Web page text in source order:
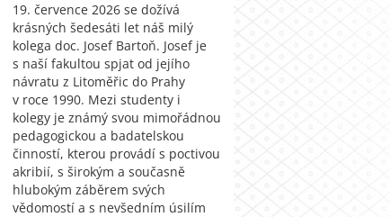
19. července 2026 se dožívá
krásných šedesáti let náš milý
kolega doc. Josef Bartoň. Josef je
s naší fakultou spjat od jejího
návratu z Litoměřic do Prahy
v roce 1990. Mezi studenty i
kolegy je známý svou mimořádnou
pedagogickou a badatelskou
činností, kterou provádí s poctivou
akribií, s širokým a současně
hlubokým záběrem svých
vědomostí a s nevšedním úsilím